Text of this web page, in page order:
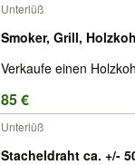
Unterlüß
Smoker, Grill,
Verkaufe einen
85 €
Unterlüß
Stacheldraht ca. +/-